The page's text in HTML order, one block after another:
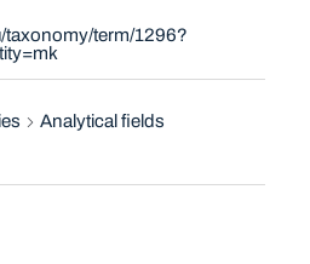
taxonomy/term/1296?
Analytical fields